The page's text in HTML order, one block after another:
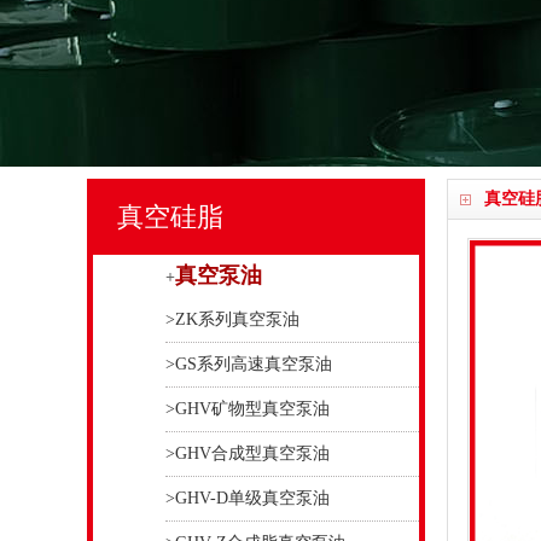
真空硅
真空硅脂
+真空泵油
>ZK系列真空泵油
>GS系列高速真空泵油
>GHV矿物型真空泵油
>GHV合成型真空泵油
>GHV-D单级真空泵油